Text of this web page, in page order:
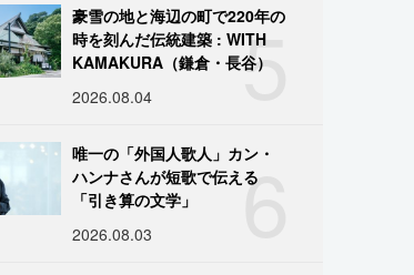
5
豪雪の地と海辺の町で220年の
時を刻んだ伝統建築 : WITH
KAMAKURA（鎌倉・長谷）
2026.08.04
6
唯一の「外国人歌人」カン・
ハンナさんが短歌で伝える
「引き算の文学」
2026.08.03